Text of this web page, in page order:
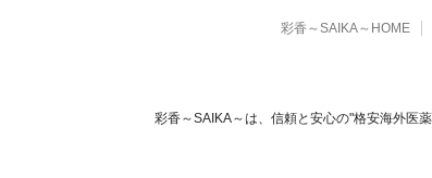
彩香～SAIKA～HOME
彩香～SAIKA～は、信頼と安心の"格安海外医